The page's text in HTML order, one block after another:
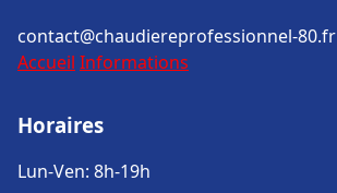
contact@chaudiereprofessionnel-80.fr
Accueil Informations
Horaires
Lun-Ven: 8h-19h